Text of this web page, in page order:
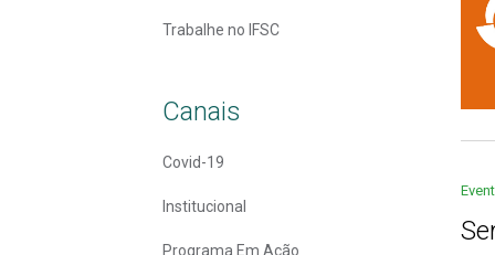
Trabalhe no IFSC
Canais
Covid-19
Institucional
Programa Em Ação